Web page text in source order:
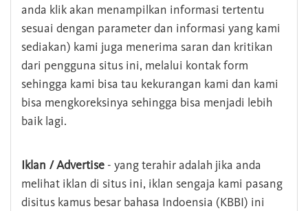
anda klik akan menampilkan informasi tertentu
sesuai dengan parameter dan informasi yang kami
sediakan) kami juga menerima saran dan kritikan
dari pengguna situs ini, melalui kontak form
sehingga kami bisa tau kekurangan kami dan kami
bisa mengkoreksinya sehingga bisa menjadi lebih
baik lagi.
Iklan / Advertise - yang terahir adalah jika anda
melihat iklan di situs ini, iklan sengaja kami pasang
disitus kamus besar bahasa Indoensia (KBBI) ini